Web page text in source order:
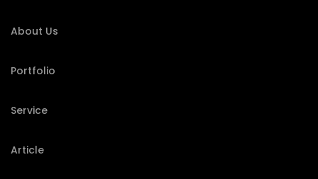
About Us
Portfolio
Service
Article